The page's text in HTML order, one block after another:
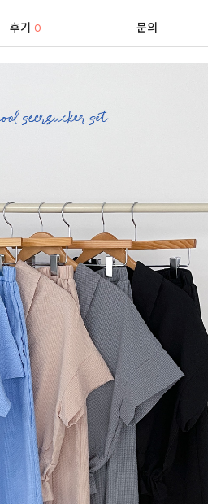
후기0 문의